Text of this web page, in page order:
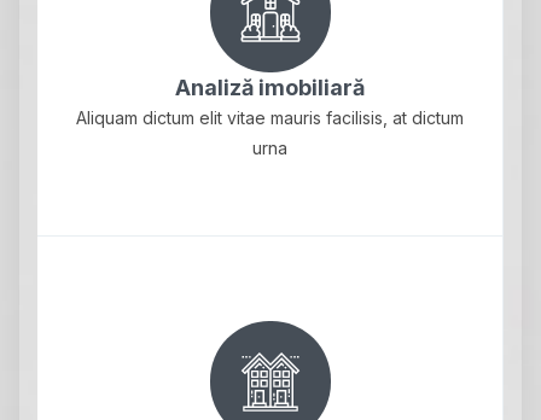
Analiză imobiliară
Aliquam dictum elit vitae mauris facilisis, at dictum
urna